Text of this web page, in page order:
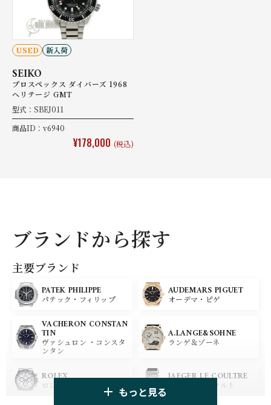
USED 新入荷
SEIKO
プロスペックス ダイバーズ 1968
ヘリテージ GMT
型式：SBEJ011
商品ID：v6940
¥178,000 (税込)
ブランドから探す
主要ブランド
PATEK PHILIPPE
パテック・フィリップ
AUDEMARS PIGUET
オーデマ・ピゲ
VACHERON CONSTAN
TIN
ヴァシュロン ・コンスタ
ンタン
A.LANGE&SOHNE
ランゲ＆ゾーネ
ROLEX
ロレックス
JAEGER LE COULTRE
ジャガー・ルクルト
もっと見る